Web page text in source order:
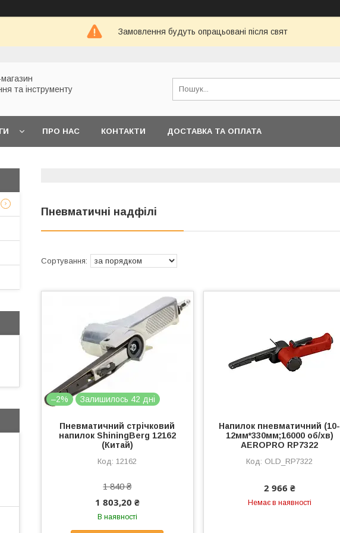
Замовлення будуть опрацьовані після свят
та інструменту
ПРО НАС КОНТАКТИ ДОСТАВКА ТА ОПЛАТА
Пневматичні надфілі
–2% Залишилось 42 дні
Пневматичний стрічковий
напилок ShiningBerg 12162
(Китай)
12162
1 840 ₴
1 803,20 ₴
В наявності
Напилок пневматичний (10-
12мм*330мм;16000 об/хв)
AEROPRO RP7322
OLD_RP7322
2 966 ₴
Немає в наявності